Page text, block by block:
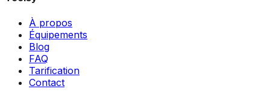
À propos
Équipements
Blog
FAQ
Tarification
Contact